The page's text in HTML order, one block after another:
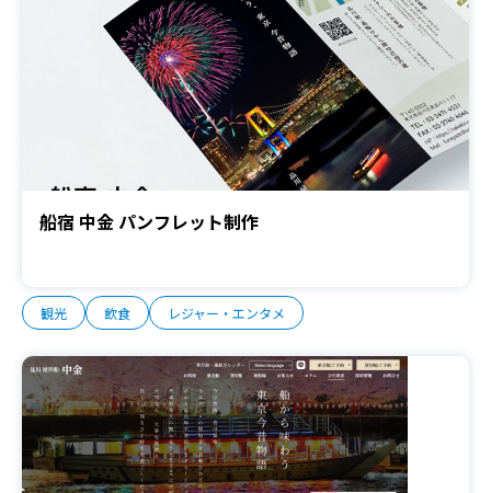
船宿 中金 パンフレット制作
観光 飲食 レジャー・エンタメ